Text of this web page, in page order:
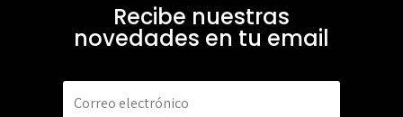
Recibe nuestras
novedades en tu email